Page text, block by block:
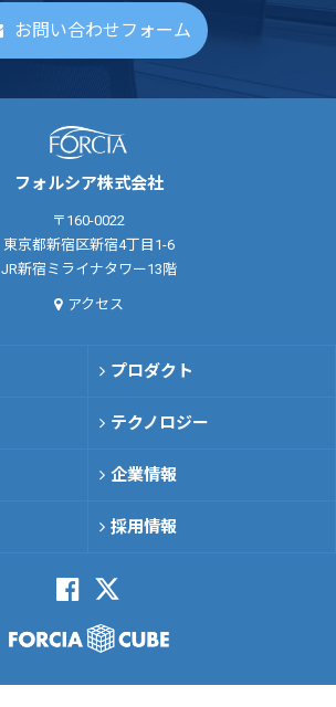
お問い合わせフォーム
フォルシア株式会社
〒160-0022
東京都新宿区新宿4丁目1-6
JR新宿ミライナタワー13階
アクセス
プロダクト
テクノロジー
企業情報
採用情報